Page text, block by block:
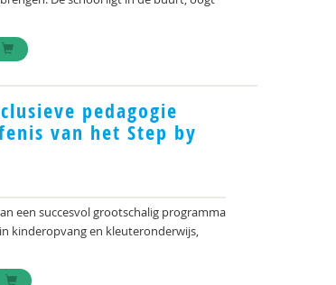
pedagogie
van het Step by
een succesvol grootschalig programma
kinderopvang en kleuteronderwijs,